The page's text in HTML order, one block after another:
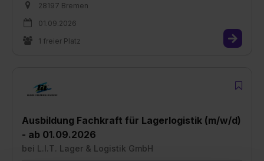
28197 Bremen
01.09.2026
1 freier Platz
Ausbildung Fachkraft für Lagerlogistik (m/w/d)
- ab 01.09.2026
bei L.I.T. Lager & Logistik GmbH